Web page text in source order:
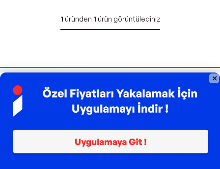
1 üründen 1 ürün görüntülediniz
Bizi Takip Edin